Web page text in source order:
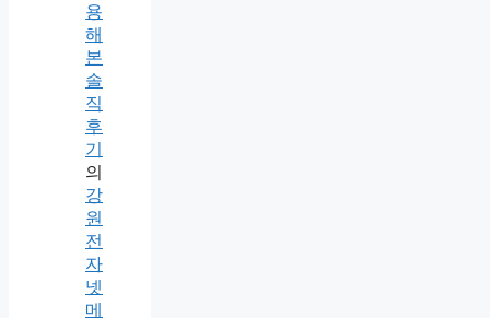
용
해
본
솔
직
후
기
의
강
원
전
자
넷
메